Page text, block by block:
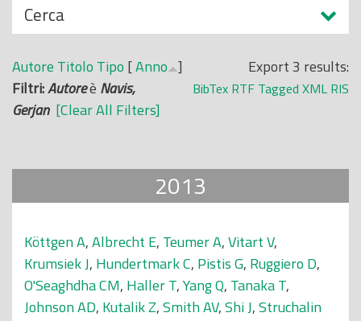
N
a
s
c
o
n
i
Cerca
Export 3 results:
BibTex RTF Tagged XML RIS
Autore Titolo Tipo [Anno ]
Filtri:Autoreè Navis,
Gerjan [Clear All Filters]
2013
Köttgen A,Albrecht E, Teumer A,Vitart V,
Krumsiek J, Hundertmark C, Pistis G, Ruggiero D,
O'Seaghdha CM, Haller T,Yang Q, Tanaka T,
Johnson AD, Kutalik Z,Smith AV,Shi J,Struchalin